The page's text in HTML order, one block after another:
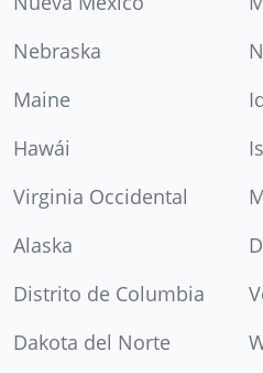
Nebraska
Maine
Hawái
Virginia Occidental
Alaska
Distrito de Columbia
Dakota del Norte